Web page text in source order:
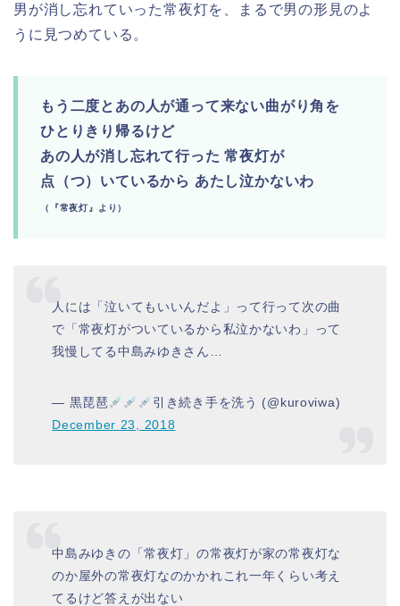
男が消し忘れていった常夜灯を、まるで男の形見のよ
うに見つめている。
もう二度とあの人が通って来ない曲がり角を
ひとりきり帰るけど
あの人が消し忘れて行った 常夜灯が
点（つ）いているから あたし泣かないわ
（『常夜灯』より）
人には「泣いてもいいんだよ」って行って次の曲
で「常夜灯がついているから私泣かないわ」って
我慢してる中島みゆきさん…
— 黒琵琶
引き続き手を洗う (@kuroviwa)
December 23, 2018
中島みゆきの「常夜灯」の常夜灯が家の常夜灯な
のか屋外の常夜灯なのかかれこれ一年くらい考え
てるけど答えが出ない